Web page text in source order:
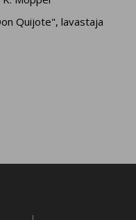
Quijote", lavastaja
lavastaja D.
ja